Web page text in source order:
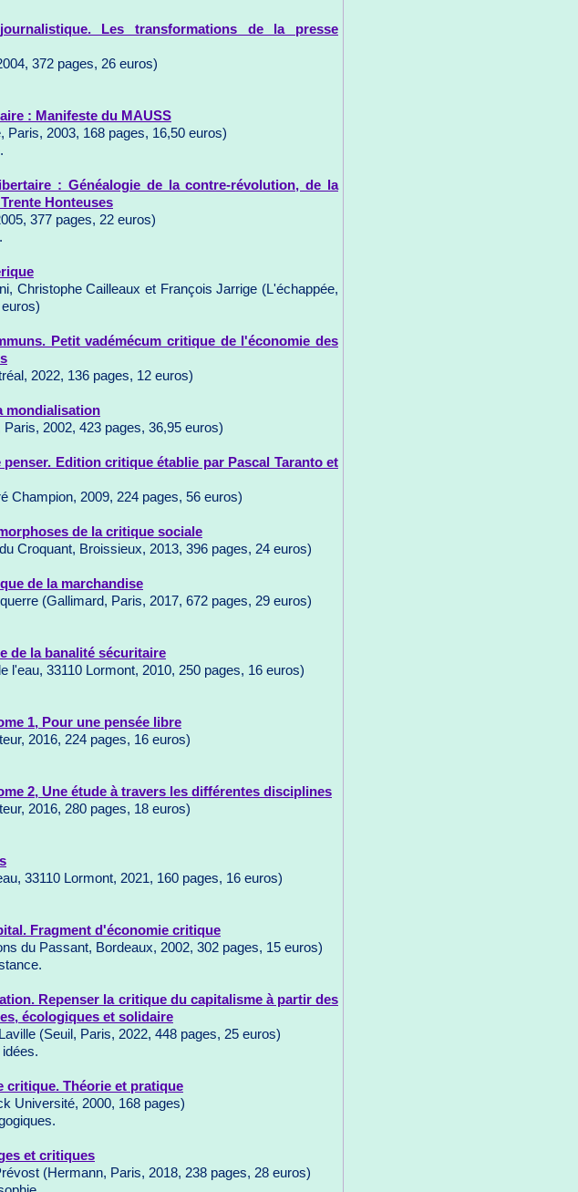
Les transformations de la presse
372 pages, 26 euros)
: Manifeste du MAUSS
Paris, 2003, 168 pages, 16,50 euros)
: Généalogie de la contre-révolution, de la
Honteuses
377 pages, 22 euros)
Christophe Cailleaux et François Jarrige (L'échappée,
Petit vadémécum critique de l'économie des
2022, 136 pages, 12 euros)
mondialisation
2002, 423 pages, 36,95 euros)
Edition critique établie par Pascal Taranto et
Champion, 2009, 224 pages, 56 euros)
de la critique sociale
Croquant, Broissieux, 2013, 396 pages, 24 euros)
de la marchandise
(Gallimard, Paris, 2017, 672 pages, 29 euros)
de la banalité sécuritaire
l'eau, 33110 Lormont, 2010, 250 pages, 16 euros)
1, Pour une pensée libre
2016, 224 pages, 16 euros)
2, Une étude à travers les différentes disciplines
2016, 280 pages, 18 euros)
33110 Lormont, 2021, 160 pages, 16 euros)
Fragment d'économie critique
du Passant, Bordeaux, 2002, 302 pages, 15 euros)
Repenser la critique du capitalisme à partir des
écologiques et solidaire
(Seuil, Paris, 2022, 448 pages, 25 euros)
critique. Théorie et pratique
Université, 2000, 168 pages)
et critiques
(Hermann, Paris, 2018, 238 pages, 28 euros)